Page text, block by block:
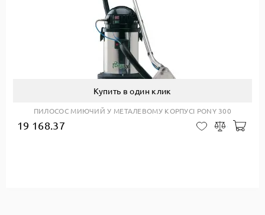
до кошику
Купить в один клик
ПИЛОСОС МИЮЧИЙ У МЕТАЛЕВОМУ КОРПУСІ PONY 300
19 168.37 В закладки
Сравнить